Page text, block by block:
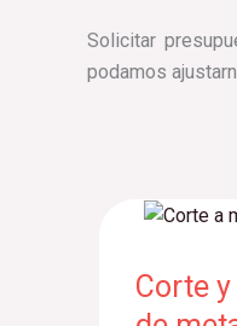
Solicitar
podamos
Corte